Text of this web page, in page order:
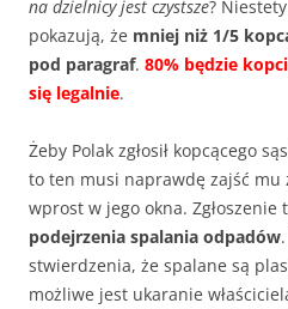
na dzielnicy jest czystsze?
pokazują, że mniej niż 1/5
pod paragraf. 80% będzie
się legalnie.
Żeby Polak zgłosił kopcącego
to ten musi naprawdę zajść mu
wprost w jego okna. Zgłoszenie
podejrzenia spalania odpadów
stwierdzenia, że spalane są
możliwe jest ukaranie